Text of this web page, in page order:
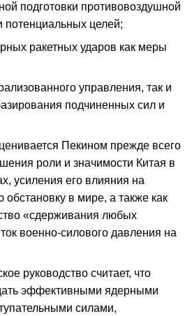
подготовки противовоздушной
потенциальных целей;
ракетных ударов как меры
управления, так и
подчиненных сил и
Пекином прежде всего
роли и значимости Китая в
усиления его влияния на
обстановку в мире, а также как
«сдерживания любых
военно-силового давления на
руководство считает, что
эффективными ядерными
силами,